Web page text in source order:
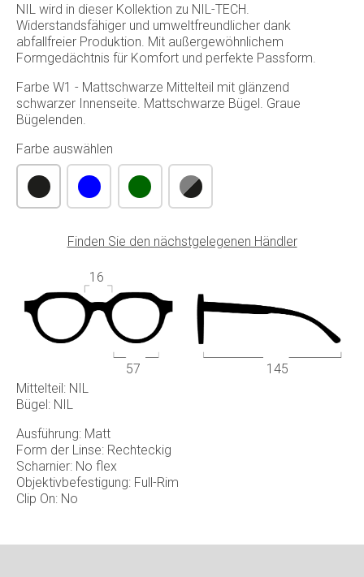
Mittelteil: NIL
Bügel: NIL
Ausführung: Matt
Form der Linse: Rechteckig
Scharnier: No flex
Objektivbefestigung: Full-Rim
Clip On: No
NIL wird in dieser Kollektion zu NIL-TECH.
Widerstandsfähiger und umweltfreundlicher dank
abfallfreier Produktion. Mit außergewöhnlichem
Formgedächtnis für Komfort und perfekte Passform.
Farbe W1 - Mattschwarze Mittelteil mit glänzend
schwarzer Innenseite. Mattschwarze Bügel. Graue
Bügelenden.
Farbe auswählen
Finden Sie den nächstgelegenen Händler
57
16
145